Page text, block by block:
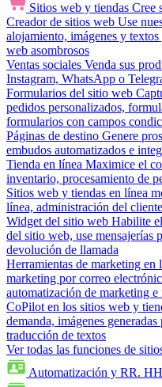
Sitios web y tiendas Cree
Creador de sitios web Use
alojamiento, imágenes y
web asombrosos
Ventas sociales Venda sus
Instagram, WhatsApp o
Formularios del sitio web
pedidos personalizados,
formularios con campos
Páginas de destino Genere
embudos automatizados e
Tienda en línea Maximice el
inventario, procesamiento de
Sitios web y tiendas en línea
línea, administración del
Widget del sitio web Habilite
del sitio web, use mensajerías
devolución de llamada
Herramientas de marketing en
marketing por correo
automatización de marketing
CoPilot en los sitios web y
demanda, imágenes
traducción de textos
Ver todas las funciones de
Automatización y RR.